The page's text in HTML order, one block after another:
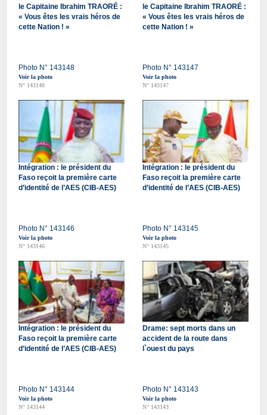
le Capitaine Ibrahim TRAORÉ :
« Vous êtes les vrais héros de
cette Nation ! »
Photo N° 143148
Voir la photo
N° 143148
le Capitaine Ibrahim TRAORÉ :
« Vous êtes les vrais héros de
cette Nation ! »
Photo N° 143147
Voir la photo
N° 143147
Intégration : le président du
Faso reçoit la première carte
d’identité de l’AES (CIB-AES)
Photo N° 143146
Voir la photo
N° 143146
Intégration : le président du
Faso reçoit la première carte
d’identité de l’AES (CIB-AES)
Photo N° 143145
Voir la photo
N° 143145
Intégration : le président du
Faso reçoit la première carte
d’identité de l’AES (CIB-AES)
Photo N° 143144
Voir la photo
N° 143144
Drame: sept morts dans un
accident de la route dans
l`ouest du pays
Photo N° 143143
Voir la photo
N° 143143